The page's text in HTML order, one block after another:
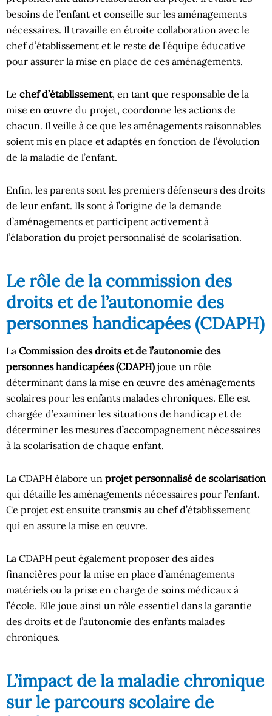
besoins de l’enfant et conseille sur les aménagements
nécessaires. Il travaille en étroite collaboration avec le
chef d’établissement et le reste de l’équipe éducative
pour assurer la mise en place de ces aménagements.
Le chef d’établissement, en tant que responsable de la
mise en œuvre du projet, coordonne les actions de
chacun. Il veille à ce que les aménagements raisonnables
soient mis en place et adaptés en fonction de l’évolution
de la maladie de l’enfant.
Enfin, les parents sont les premiers défenseurs des droits
de leur enfant. Ils sont à l’origine de la demande
d’aménagements et participent activement à
l’élaboration du projet personnalisé de scolarisation.
Le rôle de la commission des
droits et de l’autonomie des
personnes handicapées (CDAPH)
La Commission des droits et de l’autonomie des
personnes handicapées (CDAPH) joue un rôle
déterminant dans la mise en œuvre des aménagements
scolaires pour les enfants malades chroniques. Elle est
chargée d’examiner les situations de handicap et de
déterminer les mesures d’accompagnement nécessaires
à la scolarisation de chaque enfant.
La CDAPH élabore un projet personnalisé de scolarisation
qui détaille les aménagements nécessaires pour l’enfant.
Ce projet est ensuite transmis au chef d’établissement
qui en assure la mise en œuvre.
La CDAPH peut également proposer des aides
financières pour la mise en place d’aménagements
matériels ou la prise en charge de soins médicaux à
l’école. Elle joue ainsi un rôle essentiel dans la garantie
des droits et de l’autonomie des enfants malades
chroniques.
L’impact de la maladie chronique
sur le parcours scolaire de